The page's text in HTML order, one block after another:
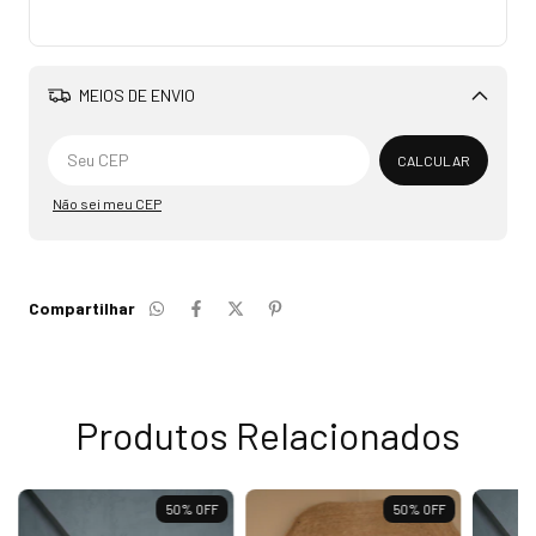
MEIOS DE ENVIO
Alterar CEP
CALCULAR
Não sei meu CEP
Compartilhar
Produtos Relacionados
50% OFF 50% OFF